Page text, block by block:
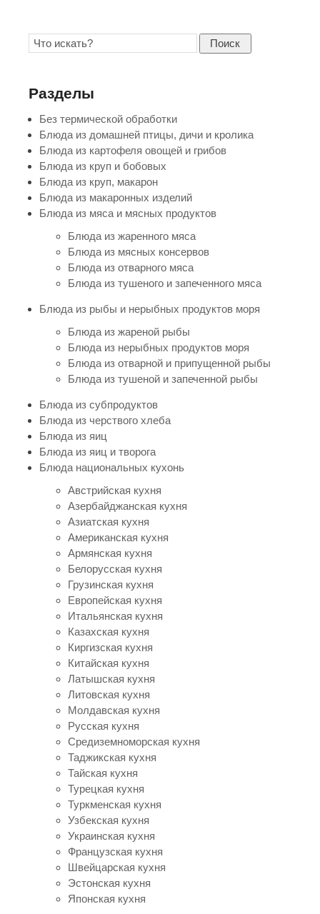
Поиск
Разделы
Без термической обработки
Блюда из домашней птицы, дичи и кролика
Блюда из картофеля овощей и грибов
Блюда из круп и бобовых
Блюда из круп, макарон
Блюда из макаронных изделий
Блюда из мяса и мясных продуктов
Блюда из жаренного мяса
Блюда из мясных консервов
Блюда из отварного мяса
Блюда из тушеного и запеченного мяса
Блюда из рыбы и нерыбных продуктов моря
Блюда из жареной рыбы
Блюда из нерыбных продуктов моря
Блюда из отварной и припущенной рыбы
Блюда из тушеной и запеченной рыбы
Блюда из субпродуктов
Блюда из черствого хлеба
Блюда из яиц
Блюда из яиц и творога
Блюда национальных кухонь
Австрийская кухня
Азербайджанская кухня
Азиатская кухня
Американская кухня
Армянская кухня
Белорусская кухня
Грузинская кухня
Европейская кухня
Итальянская кухня
Казахская кухня
Киргизская кухня
Китайская кухня
Латышская кухня
Литовская кухня
Молдавская кухня
Русская кухня
Средиземноморская кухня
Таджикская кухня
Тайская кухня
Турецкая кухня
Туркменская кухня
Узбекская кухня
Украинская кухня
Французская кухня
Швейцарская кухня
Эстонская кухня
Японская кухня